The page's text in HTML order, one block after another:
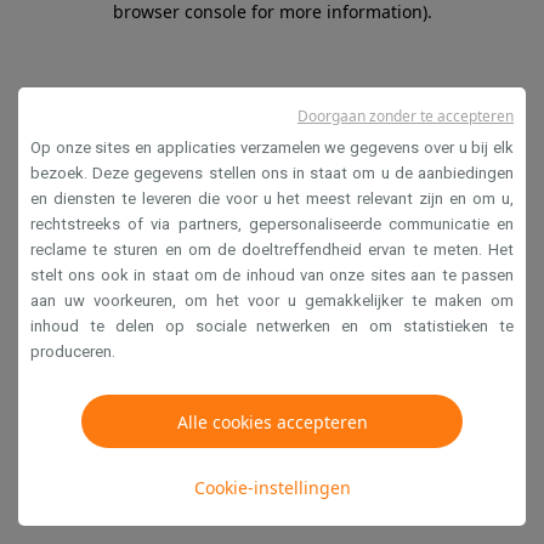
browser console for more information).
Op onze sites en applicaties verzamelen we gegevens over u bij elk
bezoek. Deze gegevens stellen ons in staat om u de aanbiedingen
en diensten te leveren die voor u het meest relevant zijn en om u,
rechtstreeks of via partners, gepersonaliseerde communicatie en
reclame te sturen en om de doeltreffendheid ervan te meten. Het
stelt ons ook in staat om de inhoud van onze sites aan te passen
aan uw voorkeuren, om het voor u gemakkelijker te maken om
inhoud te delen op sociale netwerken en om statistieken te
produceren.
Alle cookies accepteren
Cookie-instellingen
Doorgaan zonder te accepteren